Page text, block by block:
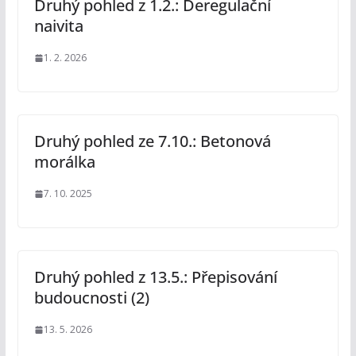
Druhý pohled z 1.2.: Deregulační
naivita
1. 2. 2026
Druhý pohled ze 7.10.: Betonová
morálka
7. 10. 2025
Druhý pohled z 13.5.: Přepisování
budoucnosti (2)
13. 5. 2026